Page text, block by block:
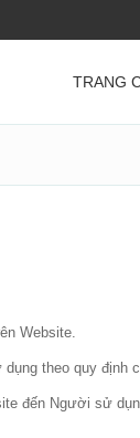
TRANG
Website.
theo quy
đến Người sử